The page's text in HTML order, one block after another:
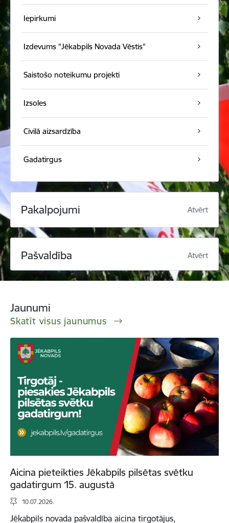
Iepirkumi
Izdevums "Jēkabpils Novada Vēstis"
Saistošo noteikumu projekti
Izsoles
Civilā aizsardzība
Gadatirgus
Pakalpojumi Atvērt
Pašvaldība Atvērt
Jaunumi
Skatīt visus jaunumus
Aicina pieteikties Jēkabpils pilsētas svētku
gadatirgum 15. augustā
10.07.2026.
Jēkabpils novada pašvaldība aicina tirgotājus,